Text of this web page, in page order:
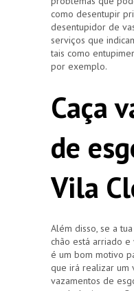
como desentupir
desentupidor de
serviços que
tais como
por exemplo.
Caça
de
Vila
Além disso, se a
chão está arriado
é um bom motivo
que irá realizar um
vazamentos de